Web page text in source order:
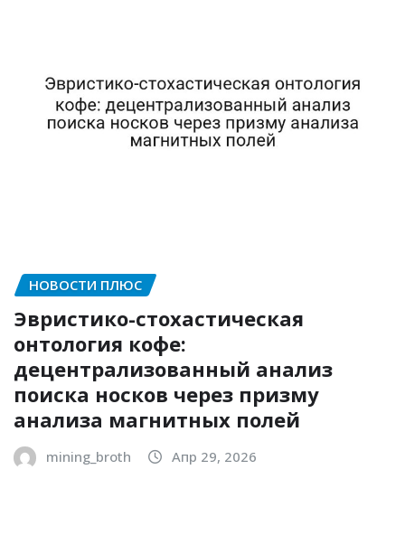
НОВОСТИ ПЛЮС
Эвристико-стохастическая
онтология кофе:
децентрализованный анализ
поиска носков через призму
анализа магнитных полей
mining_broth Апр 29, 2026